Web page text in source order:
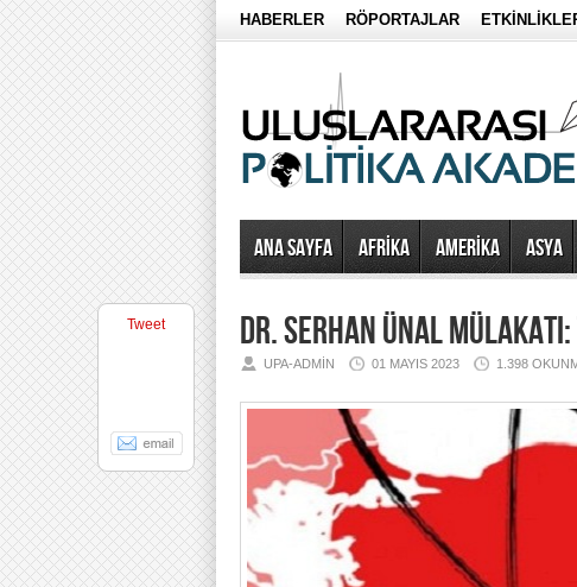
HABERLER RÖPORTAJLAR
Ana Sayfa AFRİKA AMERİKA ASYA
DR. SERHAN ÜNAL
UPA-ADMIN 01 MAYIS 2023 1.398
Tweet